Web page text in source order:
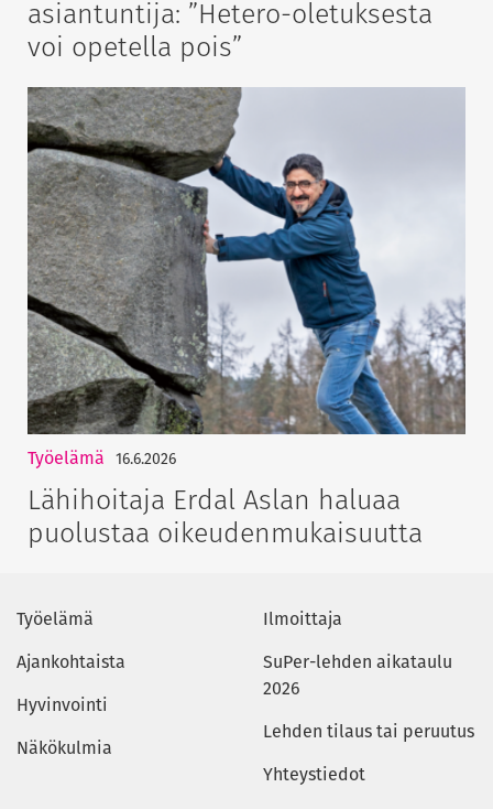
asiantuntija: ”Hetero-oletuksesta
voi opetella pois”
Työelämä 16.6.2026
Lähihoitaja Erdal Aslan haluaa
puolustaa oikeudenmukaisuutta
Työelämä
Ajankohtaista
Hyvinvointi
Näkökulmia
Ilmoittaja
SuPer-lehden aikataulu
2026
Lehden tilaus tai peruutus
Yhteystiedot